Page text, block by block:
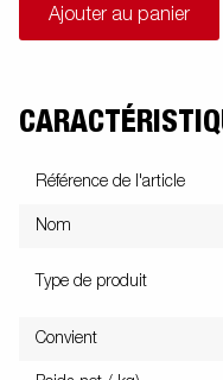
Ajouter au panier
Référence de l'article
Nom
Type de produit
Convient